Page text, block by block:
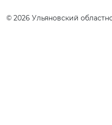
© 2026 Ульяновский